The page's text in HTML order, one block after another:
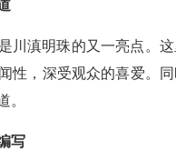
川滇明珠的又一亮点。
性，深受观众的喜爱。
。
写